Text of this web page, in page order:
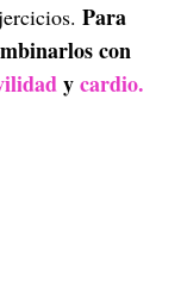
Para
con
ycardio.